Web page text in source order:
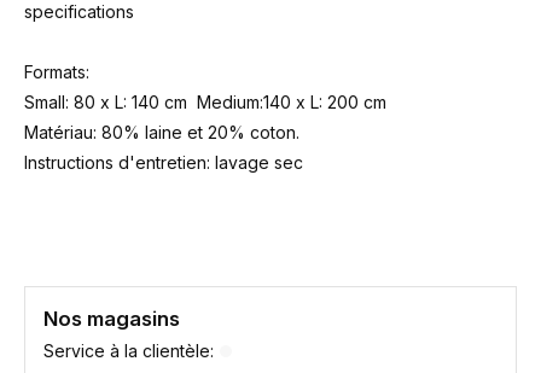
specifications
Formats:
Small: 80 x L: 140 cm Medium:140 x L: 200 cm
Matériau: 80% laine et 20% coton.
Instructions d'entretien: lavage sec
Nos magasins
Service à la clientèle: